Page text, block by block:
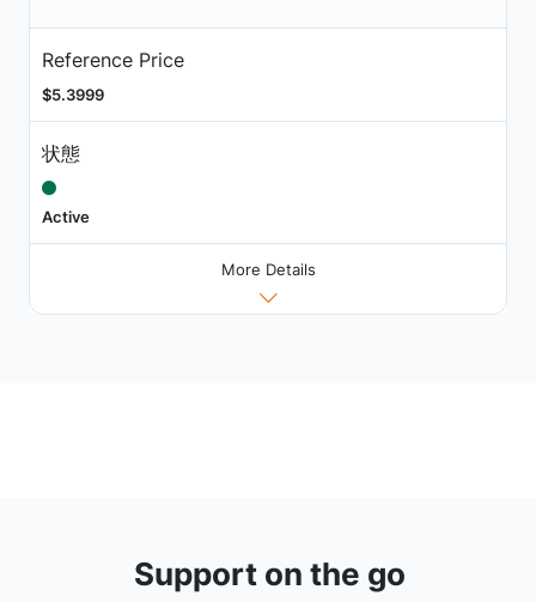
Reference Price
$5.3999
状態
Active
More Details
Support on the go